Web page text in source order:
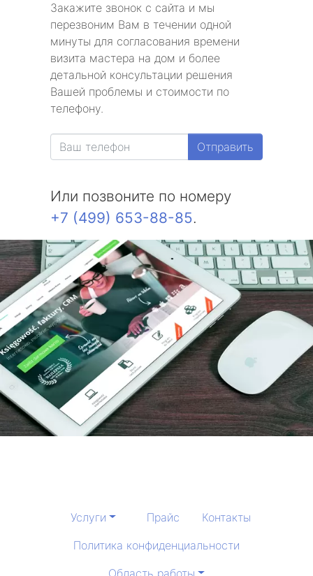
Закажите звонок с сайта и мы
перезвоним Вам в течении одной
минуты для согласования времени
визита мастера на дом и более
детальной консультации решения
Вашей проблемы и стоимости по
телефону.
Отправить
Или позвоните по номеру
+7 (499) 653-88-85.
Услуги Прайс
Контакты
Политика конфиденциальности
Область работы